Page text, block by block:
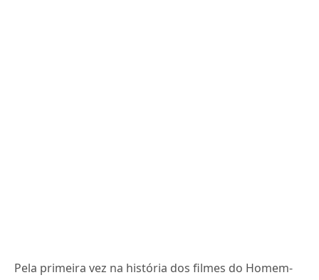
Pela primeira vez na história dos filmes do Homem-